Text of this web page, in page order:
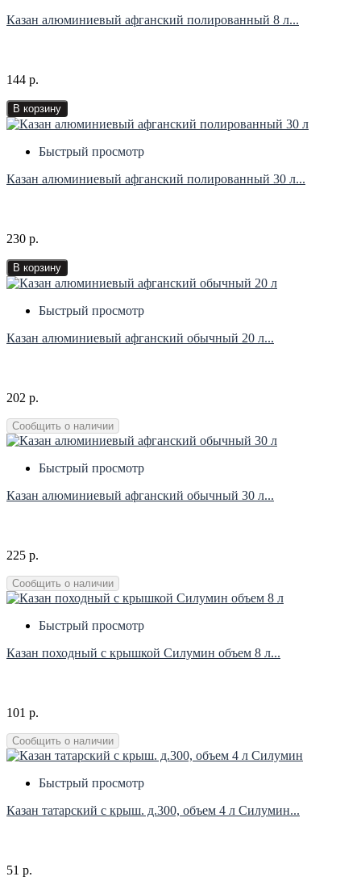
Казан алюминиевый афганский полированный 8 л...
144 р.
В корзину
Быстрый просмотр
Казан алюминиевый афганский полированный 30 л...
230 р.
В корзину
Быстрый просмотр
Казан алюминиевый афганский обычный 20 л...
202 р.
Сообщить о наличии
Быстрый просмотр
Казан алюминиевый афганский обычный 30 л...
225 р.
Сообщить о наличии
Быстрый просмотр
Казан походный с крышкой Силумин объем 8 л...
101 р.
Сообщить о наличии
Быстрый просмотр
Казан татарский с крыш. д.300, объем 4 л Силумин...
51 р.